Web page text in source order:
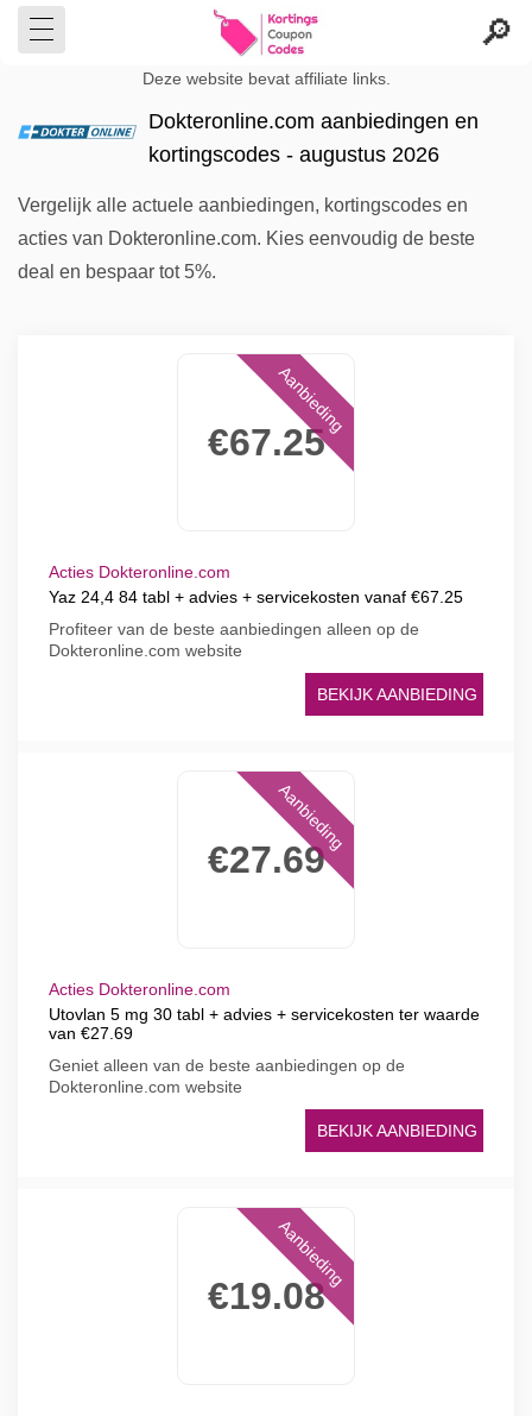
Deze website bevat affiliate links.
Dokteronline.com aanbiedingen en
kortingscodes - augustus 2026
Vergelijk alle actuele aanbiedingen, kortingscodes en
acties van Dokteronline.com. Kies eenvoudig de beste
deal en bespaar tot 5%.
€67.25
Aanbieding
Acties Dokteronline.com
Yaz 24,4 84 tabl + advies + servicekosten vanaf €67.25
Profiteer van de beste aanbiedingen alleen op de
Dokteronline.com website
BEKIJK AANBIEDING
€27.69
Aanbieding
Acties Dokteronline.com
Utovlan 5 mg 30 tabl + advies + servicekosten ter waarde
van €27.69
Geniet alleen van de beste aanbiedingen op de
Dokteronline.com website
BEKIJK AANBIEDING
€19.08
Aanbieding